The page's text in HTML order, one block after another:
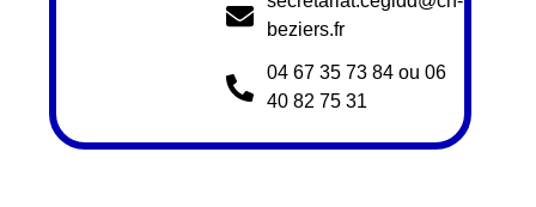
beziers.fr
04 67 35 73 84 ou 06
40 82 75 31